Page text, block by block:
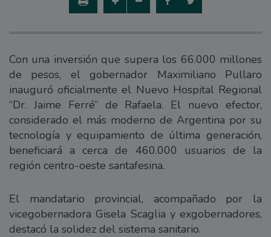
Con una inversión que supera los 66.000 millones
de pesos, el gobernador Maximiliano Pullaro
inauguró oficialmente el Nuevo Hospital Regional
“Dr. Jaime Ferré” de Rafaela. El nuevo efector,
considerado el más moderno de Argentina por su
tecnología y equipamiento de última generación,
beneficiará a cerca de 460.000 usuarios de la
región centro-oeste santafesina.
El mandatario provincial, acompañado por la
vicegobernadora Gisela Scaglia y exgobernadores,
destacó la solidez del sistema sanitario.